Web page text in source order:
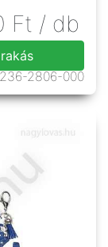
Ft / db
236-2806-000